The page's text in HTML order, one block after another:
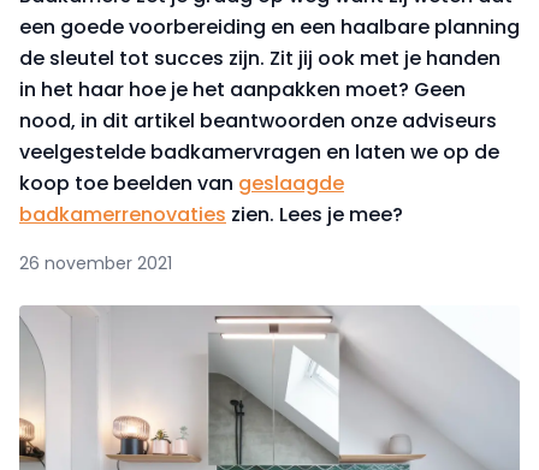
een goede voorbereiding en een haalbare planning
de sleutel tot succes zijn. Zit jij ook met je handen
in het haar hoe je het aanpakken moet? Geen
nood, in dit artikel beantwoorden onze adviseurs
veelgestelde badkamervragen en laten we op de
koop toe beelden van geslaagde
badkamerrenovaties zien. Lees je mee?
26 november 2021